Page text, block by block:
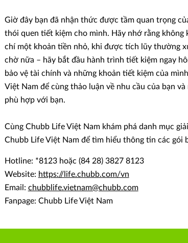
Giờ đây bạn đã nhận thức được tầm quan trọng
thói quen tiết kiệm cho mình. Hãy nhớ rằng
chí một khoản tiền nhỏ, khi được tích lũy thường
chờ nữa – hãy bắt đầu hành trình tiết kiệm ngay
bảo vệ tài chính và những khoản tiết kiệm của
Việt Nam để cùng thảo luận về nhu cầu của bạn
phù hợp với bạn.
Cùng Chubb Life Việt Nam khám phá danh mục
Chubb Life Việt Nam để tìm hiểu thông tin các gói
Hotline: *8123 hoặc (84 28) 3827 8123
Website: https://life.chubb.com/vn
Email: chubblife.vietnam@chubb.com
Fanpage: Chubb Life Việt Nam